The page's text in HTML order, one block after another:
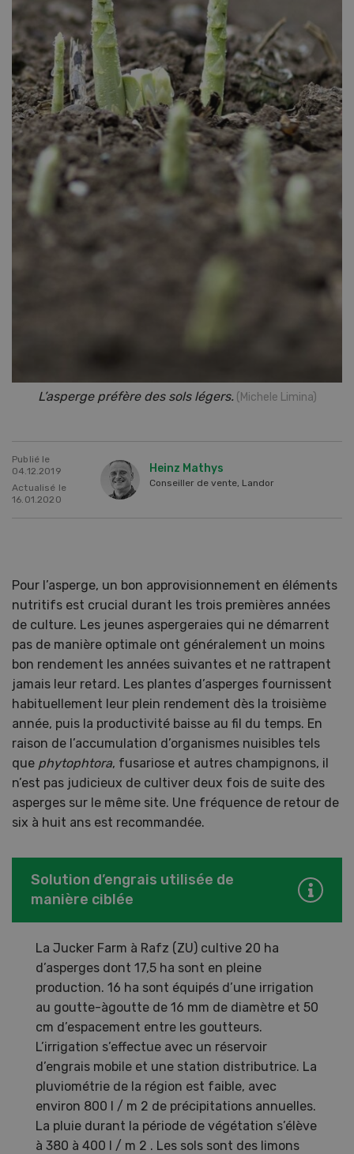
L’asperge préfère des sols légers. (Michele Limina)
Publié le
04.12.2019
Actualisé le
16.01.2020
Heinz Mathys
Conseiller de vente, Landor
Pour l’asperge, un bon approvisionnement en éléments
nutritifs est crucial durant les trois premières années
de culture. Les jeunes aspergeraies qui ne démarrent
pas de manière optimale ont généralement un moins
bon rendement les années suivantes et ne rattrapent
jamais leur retard. Les plantes d’asperges fournissent
habituellement leur plein rendement dès la troisième
année, puis la productivité baisse au fil du temps. En
raison de l’accumulation d’organismes nuisibles tels
que phytophtora, fusariose et autres champignons, il
n’est pas judicieux de cultiver deux fois de suite des
asperges sur le même site. Une fréquence de retour de
six à huit ans est recommandée.
Solution d’engrais utilisée de
manière ciblée
La Jucker Farm à Rafz (ZU) cultive 20 ha
d’asperges dont 17,5 ha sont en pleine
production. 16 ha sont équipés d’une irrigation
au goutte-àgoutte de 16 mm de diamètre et 50
cm d’espacement entre les goutteurs.
L’irrigation s’effectue avec un réservoir
d’engrais mobile et une station distributrice. La
pluviométrie de la région est faible, avec
environ 800 l / m 2 de précipitations annuelles.
La pluie durant la période de végétation s’élève
à 380 à 400 l / m 2 . Les sols sont des limons